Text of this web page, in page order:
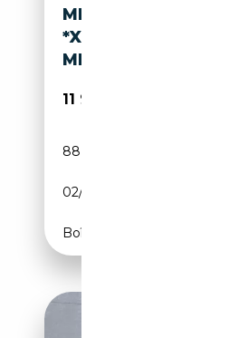
MINI COOPER S
MPOMAT*
11 990€
88 700 km
02/2014
Boîte manuelle